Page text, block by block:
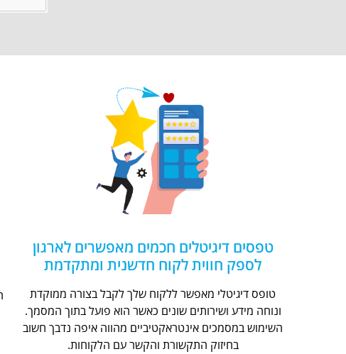
טפסים דיגיטלים חכמים מאפשרים לארגון
לספק חווית לקוח חדשנית ומתקדמת
טופס דיגיטלי מאפשר ללקוח שלך לקבל בצורה ממוקדת
ונוחה מידע ושירותים שונים כאשר הוא פועל בתוך המסמך.
השימוש במסמכים אינטראקטיביים מהווה איפה נדבך חשוב
בחיזוק התקשורת והקשר עם הלקוחות.